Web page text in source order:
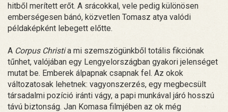
hitből merített erőt. A srácokkal, vele pedig különösen
emberségesen bánó, közvetlen Tomasz atya valódi
példaképként lebegett előtte.
A Corpus Christia mi szemszögünkből totális fikciónak
tűnhet, valójában egy Lengyelországban gyakori jelenséget
mutat be. Emberek álpapnak csapnak fel. Az okok
változatosak lehetnek: vagyonszerzés, egy megbecsült
társadalmi pozíció iránti vágy, a papi munkával járó hosszú
távú biztonság. Jan Komasa filmjében az ok még